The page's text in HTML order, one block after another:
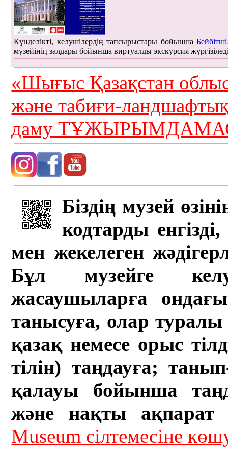
Күнделікті, келушілердің тапсырыстары бойынша
музейінің залдары бойынша виртуалды экскурсия
«Шығыс Қазақстан
және табиғи-
даму
Біздің музей
кодтарды
мен жекелеген
Бұл музейге
жасаушыларға
танысуға, олар туралы
қазақ немесе орыс
тілін) таңдауға;
қалауы бойынша
және нақты ақпарат
Museum сілтемесіне